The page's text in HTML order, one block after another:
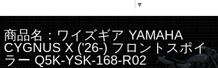
▼
商品名：ワイズギア YAMAHA
CYGNUS X ('26-) フロントスポイ
ラー Q5K-YSK-168-R02